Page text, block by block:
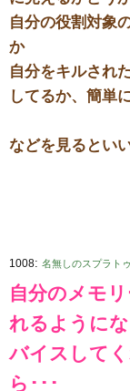
自分の役割対象
か
自分をキルされ
してるか、簡単
などを見るといい
1008: 名無しのスプラト
自分のメモ
れるように
バイスして
ら･･･